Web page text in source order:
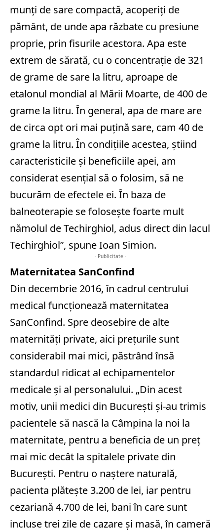
munţi de sare compactă, acoperiţi de
pământ, de unde apa răzbate cu presiune
proprie, prin fisurile acestora. Apa este
extrem de sărată, cu o concentraţie de 321
de grame de sare la litru, aproape de
etalonul mondial al Mării Moarte, de 400 de
grame la litru. În general, apa de mare are
de circa opt ori mai puţină sare, cam 40 de
grame la litru. În condiţiile acestea, ştiind
caracteristicile şi beneficiile apei, am
considerat esenţial să o folosim, să ne
bucurăm de efectele ei. În baza de
balneoterapie se foloseşte foarte mult
nămolul de Techirghiol, adus direct din lacul
Techirghiol”, spune Ioan Simion.
- Publicitate -
Maternitatea SanConfind
Din decembrie 2016, în cadrul centrului
medical funcţionează maternitatea
SanConfind. Spre deosebire de alte
maternităţi private, aici preţurile sunt
considerabil mai mici, păstrând însă
standardul ridicat al echipamentelor
medicale şi al personalului. „Din acest
motiv, unii medici din Bucureşti şi-au trimis
pacientele să nască la Câmpina la noi la
maternitate, pentru a beneficia de un preţ
mai mic decât la spitalele private din
Bucureşti. Pentru o naştere naturală,
pacienta plăteşte 3.200 de lei, iar pentru
cezariană 4.700 de lei, bani în care sunt
incluse trei zile de cazare şi masă, în cameră